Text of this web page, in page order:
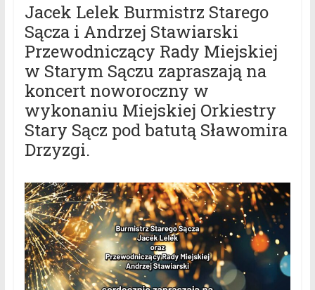
Jacek Lelek Burmistrz Starego
Sącza i Andrzej Stawiarski
Przewodniczący Rady Miejskiej
w Starym Sączu zapraszają na
koncert noworoczny w
wykonaniu Miejskiej Orkiestry
Stary Sącz pod batutą Sławomira
Drzyzgi.